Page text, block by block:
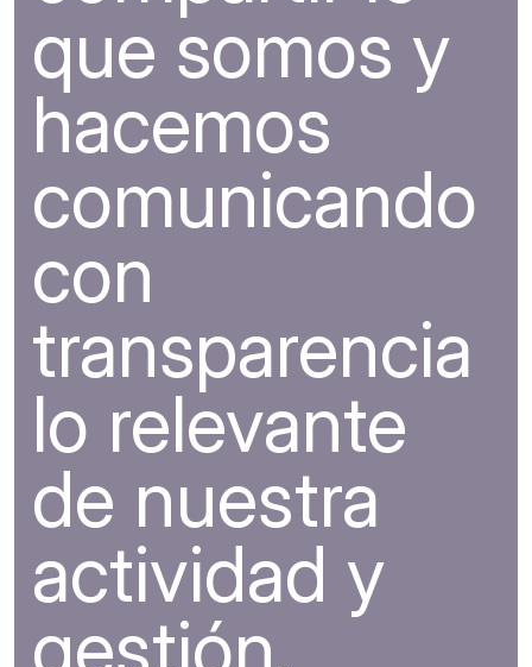
que somos y
hacemos
comunicando
con
transparencia
lo relevante
de nuestra
actividad y